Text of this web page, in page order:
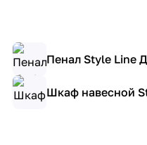
Пенал Style Line
Шкаф навесной